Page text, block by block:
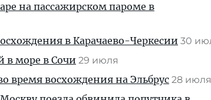
на пассажирском пароме в
в Карачаево-Черкесии 30
в море в Сочи 29 июля
время восхождения на Эльбрус 28